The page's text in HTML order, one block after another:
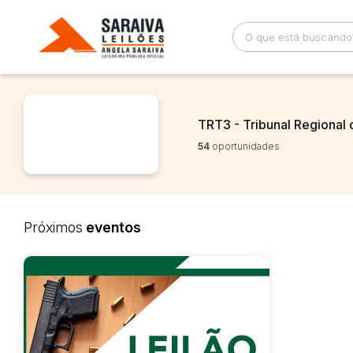
TRT3 - Tribunal Regional
54 oportunidades
Próximos eventos